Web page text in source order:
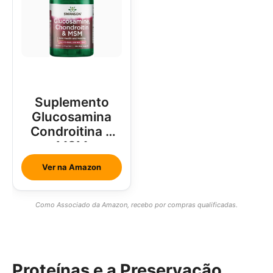
Suplemento
Glucosamina
Condroitina e
MSM
Ver na Amazon
Como Associado da Amazon, recebo por compras qualificadas.